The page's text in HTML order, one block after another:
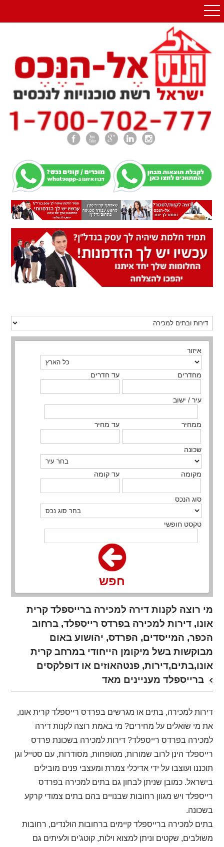
איזור
מחדרים עד חדרים
עיר / ישוב
ממחיר עד מחיר
שכונה
מקומה עד קומה
סוג הנכס
טקסט חופשי
חפש
מי רוצה לקנות דירה למכירה ברייספלד קרית
אונו, דירות למכירה בפרדס רייספלד, ברחוב
הכפר, המייסדים, הפרדס, יהושוע באום
מבוקשות בשל מיקומן הייחודי במרחב קרית
אונו,בתים,דירות, פנטהאוזים או דופלקסים
ברייספלד מעניינים מאד
דירות למכירה, בתים או מגרשים בפרדס רייספלד קרית אונו,
את מי שואלים על מחירים? מי באמת רוצה לקנות דירה
למכירה בפרדס רייספלד? דירות למכירה בשכונת פרדס
רייספלד הינן לרוב שמורות, מטופחות, מסודרות, עם סטייל וגן
תוכננו ועוצבו על ידי אדיכלי צמרת ומעצבי פנים מובילים
בישראל. כמובן שניתן לבחון גם בתים למכירה בפרדס
רייספלד ויש מגוון רחובות שבנויים בהם בתים צמודי קרקע
בשכונה.
בתים למכירה ברייספלד קיימים ברחובות הולנדים, רחובות
משולבים, שקטים וניתן למצוא וילות, קוטג'ים ולעיתים גם